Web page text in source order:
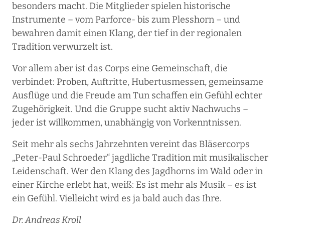
besonders macht. Die Mitglieder spielen historische
Instrumente – vom Parforce- bis zum Plesshorn – und
bewahren damit einen Klang, der tief in der regionalen
Tradition verwurzelt ist.
Vor allem aber ist das Corps eine Gemeinschaft, die
verbindet: Proben, Auftritte, Hubertusmessen, gemeinsame
Ausflüge und die Freude am Tun schaffen ein Gefühl echter
Zugehörigkeit. Und die Gruppe sucht aktiv Nachwuchs –
jeder ist willkommen, unabhängig von Vorkenntnissen.
Seit mehr als sechs Jahrzehnten vereint das Bläsercorps
„Peter-Paul Schroeder“ jagdliche Tradition mit musikalischer
Leidenschaft. Wer den Klang des Jagdhorns im Wald oder in
einer Kirche erlebt hat, weiß: Es ist mehr als Musik – es ist
ein Gefühl. Vielleicht wird es ja bald auch das Ihre.
Dr. Andreas Kroll